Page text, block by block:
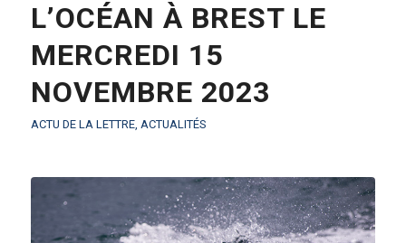
L’OCÉAN À BREST LE
MERCREDI 15
NOVEMBRE 2023
ACTU DE LA LETTRE, ACTUALITÉS